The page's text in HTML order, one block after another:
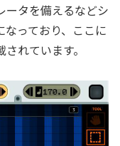
ータを備えるなどシ
っており、ここに
れています。